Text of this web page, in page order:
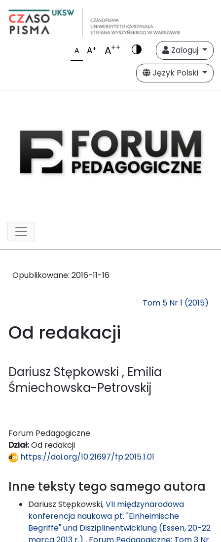
A A+ A++
Zaloguj
Język Polski
Opublikowane: 2016-11-16
Tom 5 Nr 1 (2015)
Od redakacji
Dariusz Stępkowski , Emilia
Śmiechowska-Petrovskij
Forum Pedagogiczne
Dział:Od redakcji
https://doi.org/10.21697/fp.2015.1.01
Inne teksty tego samego autora
Dariusz Stępkowski,VII międzynarodowa
konferencja naukowa pt. "Einheimische
Begriffe" und Disziplinentwicklung (Essen, 20-22